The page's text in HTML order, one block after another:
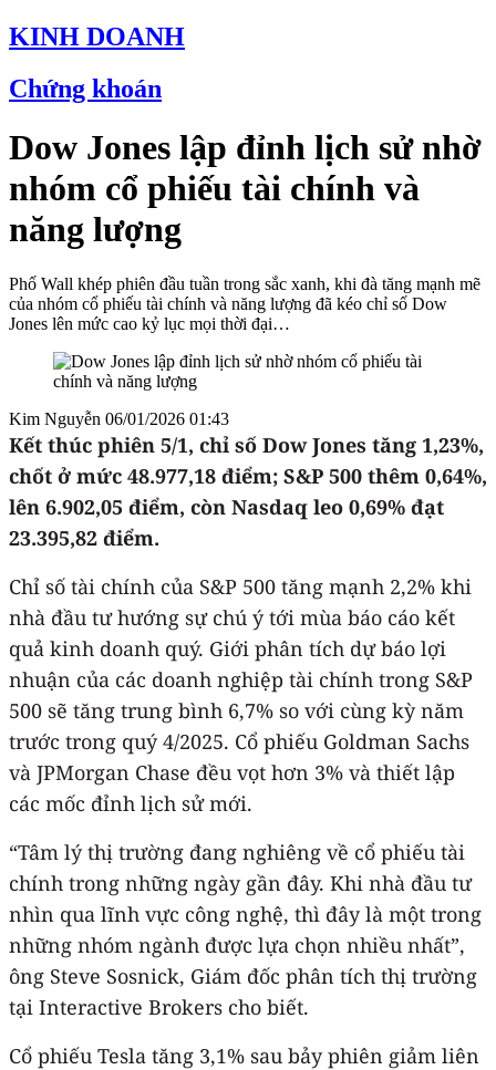
KINH DOANH
Chứng khoán
Dow Jones lập đỉnh lịch sử nhờ
nhóm cổ phiếu tài chính và
năng lượng
Phố Wall khép phiên đầu tuần trong sắc xanh, khi đà tăng mạnh mẽ
của nhóm cổ phiếu tài chính và năng lượng đã kéo chỉ số Dow
Jones lên mức cao kỷ lục mọi thời đại…
Kim Nguyễn 06/01/2026 01:43
Kết thúc phiên 5/1, chỉ số Dow Jones tăng 1,23%,
chốt ở mức 48.977,18 điểm; S&P 500 thêm 0,64%,
lên 6.902,05 điểm, còn Nasdaq leo 0,69% đạt
23.395,82 điểm.
Chỉ số tài chính của S&P 500 tăng mạnh 2,2% khi
nhà đầu tư hướng sự chú ý tới mùa báo cáo kết
quả kinh doanh quý. Giới phân tích dự báo lợi
nhuận của các doanh nghiệp tài chính trong S&P
500 sẽ tăng trung bình 6,7% so với cùng kỳ năm
trước trong quý 4/2025. Cổ phiếu Goldman Sachs
và JPMorgan Chase đều vọt hơn 3% và thiết lập
các mốc đỉnh lịch sử mới.
“Tâm lý thị trường đang nghiêng về cổ phiếu tài
chính trong những ngày gần đây. Khi nhà đầu tư
nhìn qua lĩnh vực công nghệ, thì đây là một trong
những nhóm ngành được lựa chọn nhiều nhất”,
ông Steve Sosnick, Giám đốc phân tích thị trường
tại Interactive Brokers cho biết.
Cổ phiếu Tesla tăng 3,1% sau bảy phiên giảm liên